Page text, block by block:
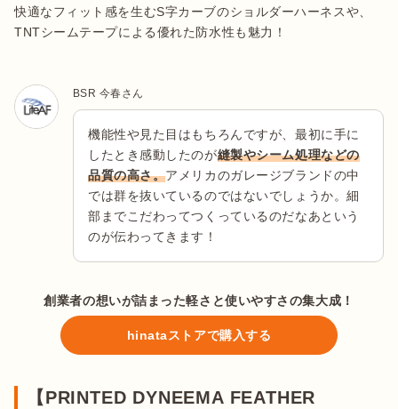
快適なフィット感を生むS字カーブのショルダーハーネスや、
TNTシームテープによる優れた防水性も魅力！
BSR 今春さん
機能性や見た目はもちろんですが、最初に手に
したとき感動したのが縫製やシーム処理などの
品質の高さ。アメリカのガレージブランドの中
では群を抜いているのではないでしょうか。細
部までこだわってつくっているのだなあという
のが伝わってきます！
創業者の想いが詰まった軽さと使いやすさの集大成！
hinataストアで購入する
【PRINTED DYNEEMA FEATHER